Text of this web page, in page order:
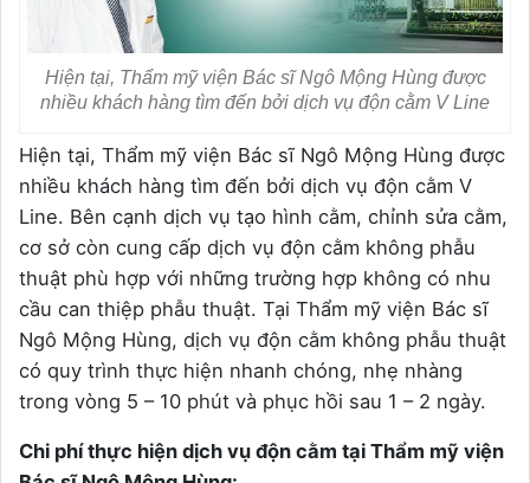
Hiện tại, Thẩm mỹ viện Bác sĩ Ngô Mộng Hùng được
nhiều khách hàng tìm đến bởi dịch vụ độn cằm V Line
Hiện tại, Thẩm mỹ viện Bác sĩ Ngô Mộng Hùng được
nhiều khách hàng tìm đến bởi dịch vụ độn cằm V
Line. Bên cạnh dịch vụ tạo hình cằm, chỉnh sửa cằm,
cơ sở còn cung cấp dịch vụ độn cằm không phẫu
thuật phù hợp với những trường hợp không có nhu
cầu can thiệp phẫu thuật. Tại Thẩm mỹ viện Bác sĩ
Ngô Mộng Hùng, dịch vụ độn cằm không phẫu thuật
có quy trình thực hiện nhanh chóng, nhẹ nhàng
trong vòng 5 – 10 phút và phục hồi sau 1 – 2 ngày.
Chi phí thực hiện dịch vụ độn cằm tại Thẩm mỹ viện